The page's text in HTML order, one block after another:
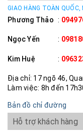
GIAO HÀNG TOÀN QUỐC,
Phương Thảo :
Ngọc Yến :
Kim Huệ :
Địa chỉ: 17 ngõ 46,
Làm việc: 8h đến
Bản đồ chỉ đường
Hỗ trợ khách hàng